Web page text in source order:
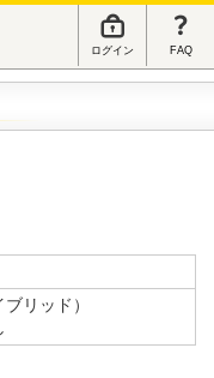
ログイン FAQ
リッド）